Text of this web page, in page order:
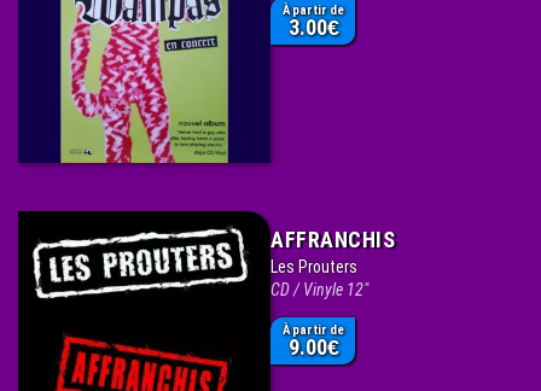
À partir de
3.00€
AFFRANCHIS
Les Prouters
CD / Vinyle 12"
À partir de
9.00€